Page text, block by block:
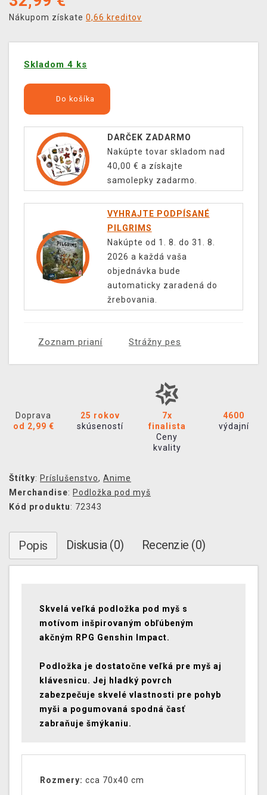
Nákupom získate 0,66 kreditov
Skladom 4 ks
Do košíka
DARČEK ZADARMO
Nakúpte tovar skladom nad
40,00 € a získajte
samolepky zadarmo.
VYHRAJTE PODPÍSANÉ
PILGRIMS
Nakúpte od 1. 8. do 31. 8.
2026 a každá vaša
objednávka bude
automaticky zaradená do
žrebovania.
Zoznam prianí Strážny pes
Doprava
od 2,99 €
25 rokov
skúseností
7x
finalista
Ceny
kvality
4600
výdajní
Štítky: Príslušenstvo, Anime
Merchandise: Podložka pod myš
Kód produktu: 72343
Popis Diskusia (0) Recenzie (0)
Skvelá veľká podložka pod myš s
motívom inšpirovaným obľúbeným
akčným RPG Genshin Impact.
Podložka je dostatočne veľká pre myš aj
klávesnicu. Jej hladký povrch
zabezpečuje skvelé vlastnosti pre pohyb
myši a pogumovaná spodná časť
zabraňuje šmýkaniu.
Rozmery: cca 70x40 cm